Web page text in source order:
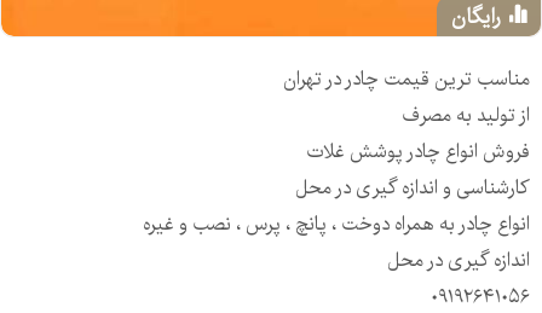
رایگان
مناسب ترین قیمت چادر در تهران
از تولید به مصرف
فروش انواع چادر پوشش غلات
کارشناسی و اندازه گیری در محل
انواع چادر به همراه دوخت ، پانچ ، پرس ، نصب و غیره
اندازه گیری در محل
۰۹۱۹۲۶۴۱۰۵۶